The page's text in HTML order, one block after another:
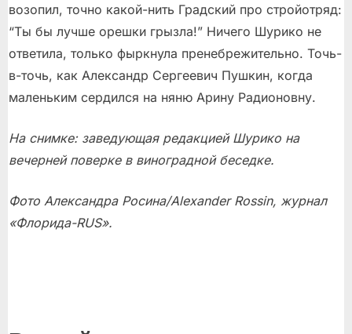
возопил, точно какой-нить Градский про стройотряд:
“Ты бы лучше орешки грызла!” Ничего Шурико не
ответила, только фыркнула пренебрежительно. Точь-
в-точь, как Александр Сергеевич Пушкин, когда
маленьким сердился на няню Арину Радионовну.
На снимке: заведующая редакцией Шурико на
вечерней поверке в виноградной беседке.
Фото Александра Росина/Alexander Rossin, журнал
«Флорида-RUS».